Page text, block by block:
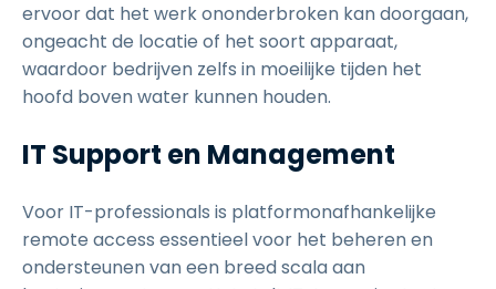
ervoor dat het werk ononderbroken kan doorgaan,
ongeacht de locatie of het soort apparaat,
waardoor bedrijven zelfs in moeilijke tijden het
hoofd boven water kunnen houden.
IT Support en Management
Voor IT-professionals is platformonafhankelijke
remote access essentieel voor het beheren en
ondersteunen van een breed scala aan